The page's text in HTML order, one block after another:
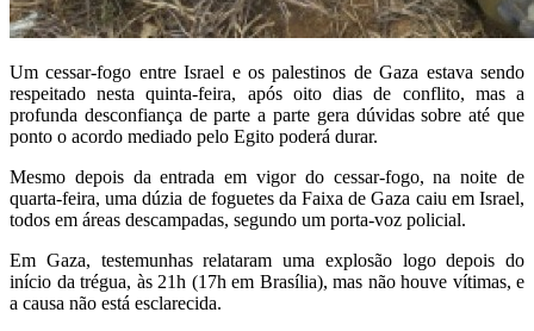
Um cessar-fogo entre Israel e os palestinos de Gaza estava sendo
respeitado nesta quinta-feira, após oito dias de conflito, mas a
profunda desconfiança de parte a parte gera dúvidas sobre até que
ponto o acordo mediado pelo Egito poderá durar.
Mesmo depois da entrada em vigor do cessar-fogo, na noite de
quarta-feira, uma dúzia de foguetes da Faixa de Gaza caiu em Israel,
todos em áreas descampadas, segundo um porta-voz policial.
Em Gaza, testemunhas relataram uma explosão logo depois do
início da trégua, às 21h (17h em Brasília), mas não houve vítimas, e
a causa não está esclarecida.